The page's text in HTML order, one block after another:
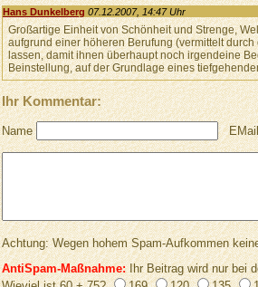
Hans Dunkelberg 07.12.2007, 14:47 Uhr
Großartige Einheit von Schönheit und Strenge,
aufgrund einer höheren Berufung (vermittelt
lassen, damit ihnen überhaupt noch irgendeine
Beinstellung, auf der Grundlage eines
Ihr Kommentar:
Name EMail
Achtung: Wegen hohem Spam-Aufkommen
AntiSpam-Maßnahme:Ihr Beitrag wird nur bei